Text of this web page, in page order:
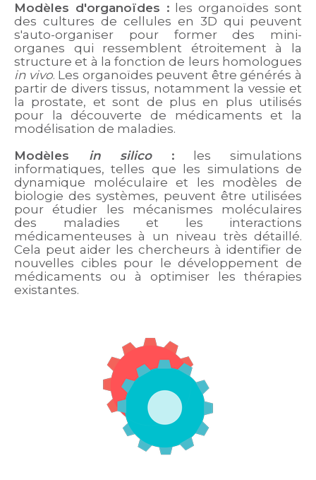
Modèles d'organoïdes : les organoïdes sont
des cultures de cellules en 3D qui peuvent
s'auto-organiser pour former des mini-
organes qui ressemblent étroitement à la
structure et à la fonction de leurs homologues
in vivo. Les organoïdes peuvent être générés à
partir de divers tissus, notamment la vessie et
la prostate, et sont de plus en plus utilisés
pour la découverte de médicaments et la
modélisation de maladies.
Modèles in silico:
les simulations
informatiques, telles que les simulations de
dynamique moléculaire et les modèles de
biologie des systèmes, peuvent être utilisées
pour étudier les mécanismes moléculaires
des maladies et les interactions
médicamenteuses à un niveau très détaillé.
Cela peut aider les chercheurs à identifier de
nouvelles cibles pour le développement de
médicaments ou à optimiser les thérapies
existantes.